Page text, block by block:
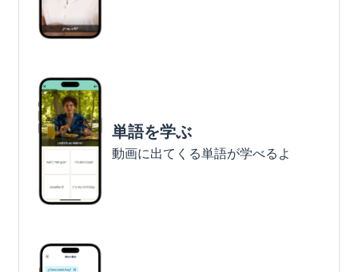
単語を学ぶ
動画に出てくる単語が学べるよ